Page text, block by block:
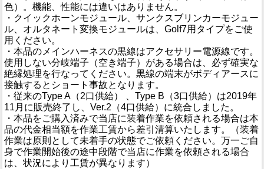
色）。機能、性能には違いはありません。
・クイックホーンモジュール、サンクスブリンカーモジュー
ル、オルタネート変換モジュールは、Golf7用タイプをご使
用ください。
・本品のメインハーネスの黒線はアクセサリー電源線です。
使用しない分岐端子（空き端子）がある場合は、必ず確実な
絶縁処理を行なってください。黒線の端末がボディアースに
接触するとショート事故となります。
・従来のType A（2口供給） 、Type B（3口供給）は2019年
11月に販売終了し、Ver.2（4口供給）に統合しました。
・本品をご購入済みで当店に装着作業を依頼される場合は本
品の代金相当額を作業工賃から差引清算いたします。（装着
作業は原則として未着手の状態でご依頼ください。万一ご自
身で作業開始後の途中段階で当店に作業を依頼される場合
は、状況により工賃が異なります）